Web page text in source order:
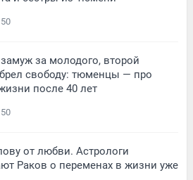
50
за молодого, второй
свободу: тюменцы — про
после 40 лет
50
от любви. Астрологи
Раков о переменах в жизни уже